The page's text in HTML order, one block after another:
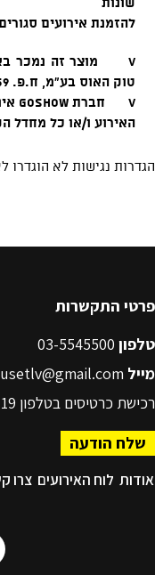
פרטי התקשרות
טלפון
מייל
רכישת כרטיסים בטלפון
שלח הודעה
אודות לוח האירועים צרו